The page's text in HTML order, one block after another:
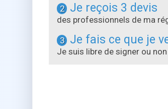
2 Je reçois 3 devis
des professionnels de ma
3 Je fais ce que je
Je suis libre de signer ou